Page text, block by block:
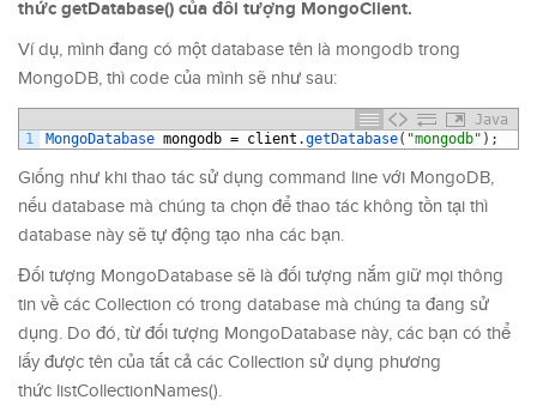
thức getDatabase() của đối tượng MongoClient.
Ví dụ, mình đang có một database tên là mongodb trong
MongoDB, thì code của mình sẽ như sau:
Java
1
MongoDatabase mongodb = client .getDatabase( "mongodb" ) ;
Giống như khi thao tác sử dụng command line với MongoDB,
nếu database mà chúng ta chọn để thao tác không tồn tại thì
database này sẽ tự động tạo nha các bạn.
Đối tượng MongoDatabase sẽ là đối tượng nắm giữ mọi thông
tin về các Collection có trong database mà chúng ta đang sử
dụng. Do đó, từ đối tượng MongoDatabase này, các bạn có thể
lấy được tên của tất cả các Collection sử dụng phương
thức listCollectionNames().